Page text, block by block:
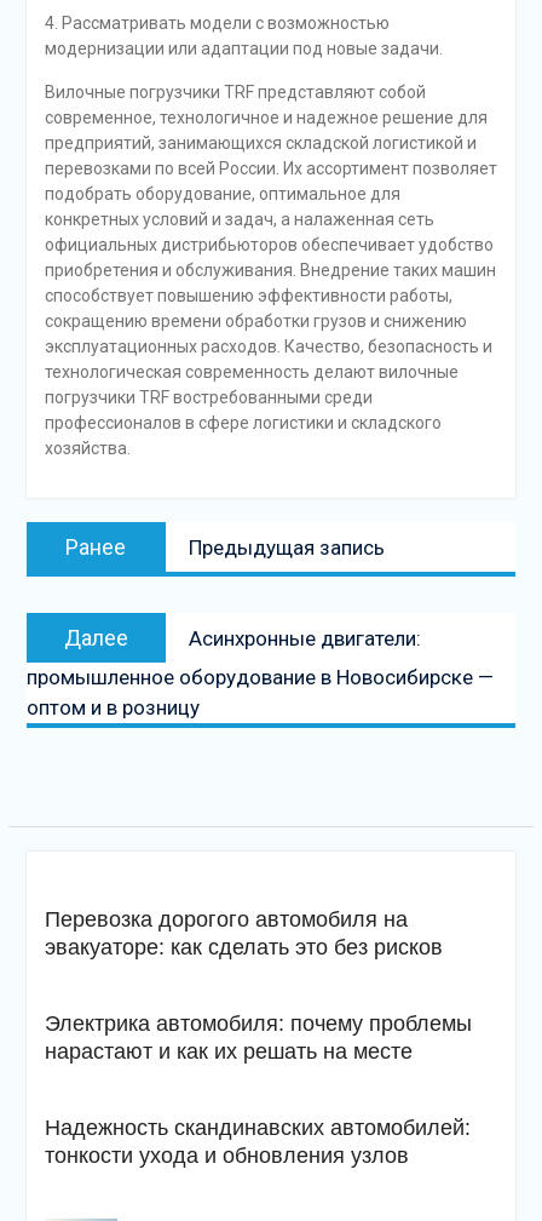
4. Рассматривать модели с возможностью
модернизации или адаптации под новые задачи.
Вилочные погрузчики TRF представляют собой
современное, технологичное и надежное решение для
предприятий, занимающихся складской логистикой и
перевозками по всей России. Их ассортимент позволяет
подобрать оборудование, оптимальное для
конкретных условий и задач, а налаженная сеть
официальных дистрибьюторов обеспечивает удобство
приобретения и обслуживания. Внедрение таких машин
способствует повышению эффективности работы,
сокращению времени обработки грузов и снижению
эксплуатационных расходов. Качество, безопасность и
технологическая современность делают вилочные
погрузчики TRF востребованными среди
профессионалов в сфере логистики и складского
хозяйства.
Навигация
Ранее
Предыдущая
запись:
Предыдущая запись
Далее
Следующая
запись
Асинхронные двигатели:
промышленное оборудование в Новосибирске —
оптом и в розницу
Перевозка дорогого автомобиля на
эвакуаторе: как сделать это без рисков
Электрика автомобиля: почему проблемы
нарастают и как их решать на месте
Надежность скандинавских автомобилей:
тонкости ухода и обновления узлов